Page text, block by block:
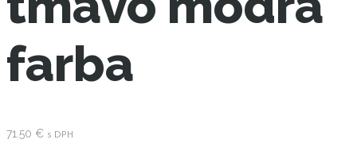
farba
71.50 € s DPH